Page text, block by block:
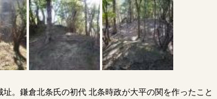
。鎌倉北条氏の初代 北条時政が大平の関を作ったこと